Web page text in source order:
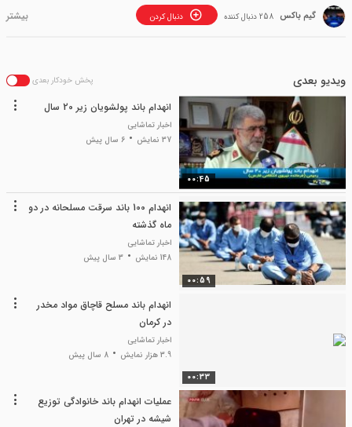
گیم باکس دنبال کردن 258 دنبال کننده
ویدیو بعدی پخش خودکار بعدی
00:45
انهدام باند پولشویان زیر 20 سال
اخبار تماشایی
37 نمایش
6 سال پیش
00:59
انهدام 100 باند سرقت مسلحانه در دو
ماه گذشته
اخبار تماشایی
148 نمایش
3 سال پیش
00:33
انهدام باند مسلح قاچاق مواد مخدر
در کرمان
اخبار تماشایی
3.9 هزار نمایش
8 سال پیش
عملیات انهدام باند خانوادگی توزیع
شیشه در تهران